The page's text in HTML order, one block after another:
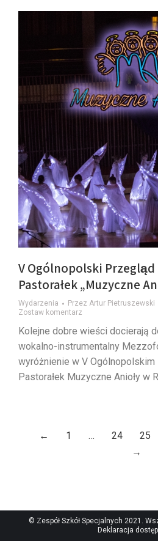
V Ogólnopolski
Pastorałek „Muzyczne
Wydarzenia Przez Artur Pietruszewski
Zostaw komentarz
Kolejne dobre wieści docierają
wokalno-instrumentalny
wyróżnienie w V
Pastorałek Muzyczne Anioły w
← 1 … 24 25
→
© Zespół Szkół Specjalnych 2021.
Deklaracja